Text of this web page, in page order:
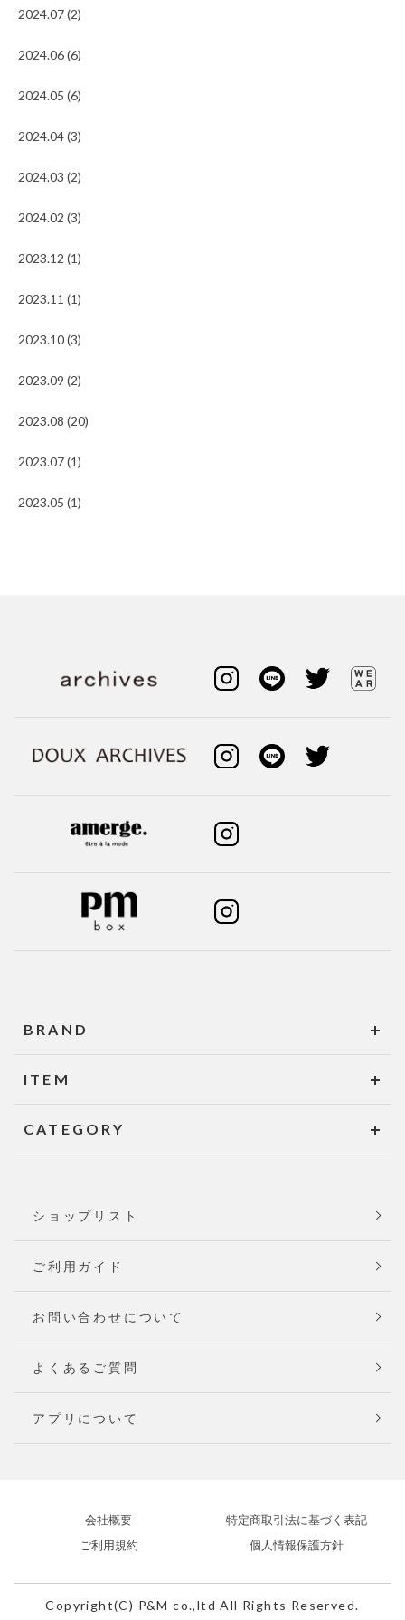
2024.07 (2)
2024.06 (6)
2024.05 (6)
2024.04 (3)
2024.03 (2)
2024.02 (3)
2023.12 (1)
2023.11 (1)
2023.10 (3)
2023.09 (2)
2023.08 (20)
2023.07 (1)
2023.05 (1)
BRAND
ITEM
CATEGORY
ショップリスト
ご利用ガイド
お問い合わせについて
よくあるご質問
アプリについて
会社概要
特定商取引法に基づく表記
ご利用規約
個人情報保護方針
Copyright(C) P&M co.,ltd All Rights Reserved.